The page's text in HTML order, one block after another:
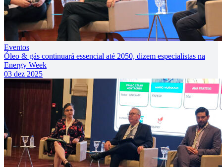
Eventos
Óleo & gás continuará essencial até 2050, dizem especialistas na
Energy Week
03 dez 2025